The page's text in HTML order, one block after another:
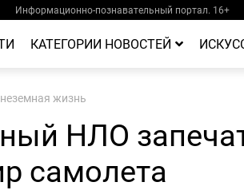
Информационно-познавательный портал. 16+
КАТЕГОРИИ НОВОСТЕЙ
жизнь
НЛО
самолета